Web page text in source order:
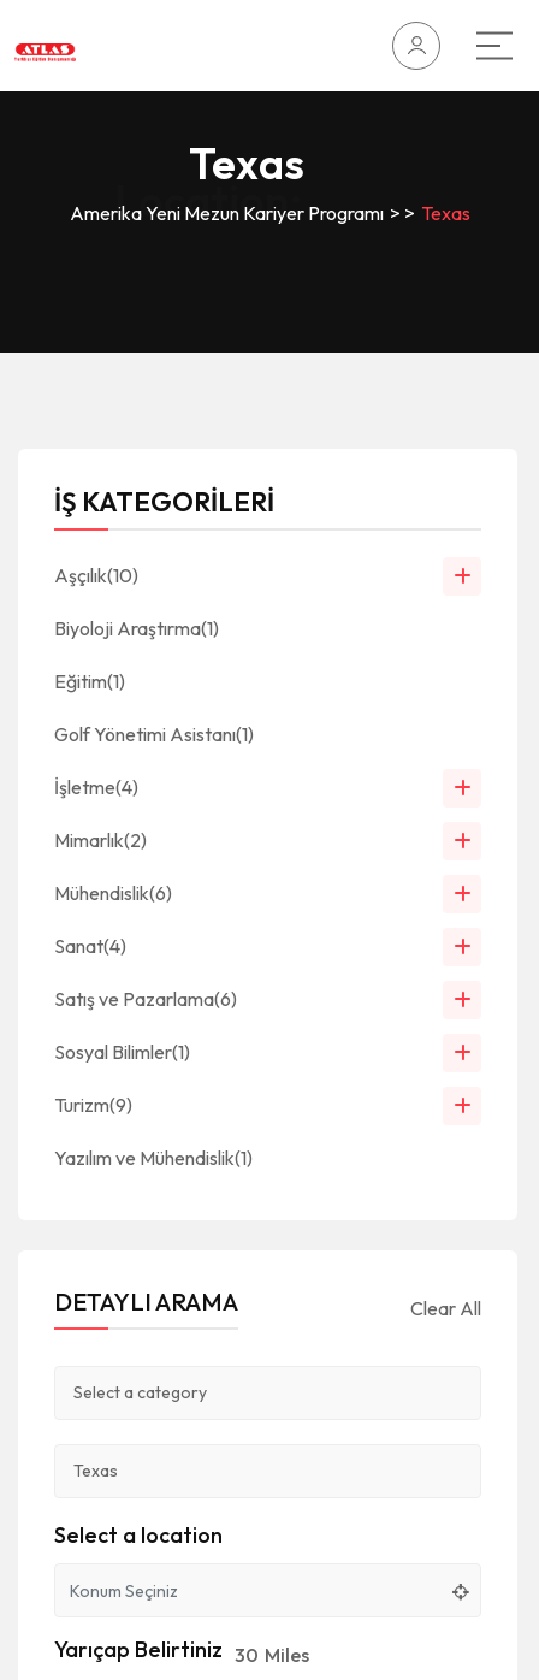
Location:
Texas
Amerika Yeni Mezun Kariyer Programı > > Texas
İŞ KATEGORİLERİ
Aşçılık(10)
Biyoloji Araştırma(1)
Eğitim(1)
Golf Yönetimi Asistanı(1)
İşletme(4)
Mimarlık(2)
Mühendislik(6)
Sanat(4)
Satış ve Pazarlama(6)
Sosyal Bilimler(1)
Turizm(9)
Yazılım ve Mühendislik(1)
DETAYLI ARAMA Clear All
Select a location
Yarıçap Belirtiniz 30 Miles